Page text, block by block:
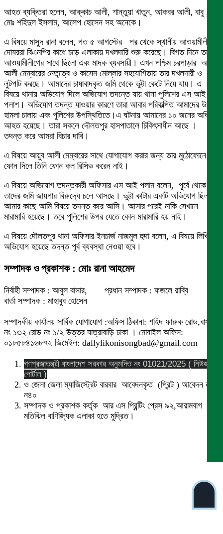
আহত ব্যক্তিরা হলেন, আক্কাচ আলী, শান্তুয়া খাতুন, আকবর আলী, বাবু ,
মোঃ শহিদুল ইসলাম, আলেপ হোসেন সহ অনেকে।
এ বিষয়ে মাসুদ রানা বলেন, গত ৫ আগস্টের পর থেকে স্থানীয় আওয়ামীলীগের
দোষররা বিএনপির কাধে চড়ে এলাকায় দখলদারি শুরু করেছে। বিগত দিনে তারা
আওয়ামীলীগের সাথে ছিলো এবং মাদক ব্যবসায়ী। এখন পশ্চিম চরপাড়ার আয়ব
আলী মেম্বারের নেতৃত্বে ও কাসেম মোল্লার সহযোগিতায় তার দখলদারী ও
লুটপাট করছে। আমাদের চাষাবাদকৃত জমি থেকে ভুট্টা কেটে নিয়ে যায়। এ
বিষয়ে থানায় অভিযোগ দিলে অভিযোগ তদন্তে যায় থানা পুলিশের এস আই
পলাশ। অভিযোগ তদন্ত যাওয়ার কারণে তারা আবার পরিকল্পিত আমাদের উপর
হামলা চালায় এবং পুলিশের উপস্থিতিতে।এ ঘটনায় আমাদের ১০ জনের অধিক
আহত হয়েছে। তারা সকলে দৌলতপুর হাসপাতালে চিকিৎসাধীন আছে ।
তদন্ত করে আমরা বিচার দাবি।
এ বিষয়ে আয়ুব আলী মেম্বারের সাথে যোগাযোগ করার জন্য তার মুঠোফোনে
ফোন দিলে তিনি ফোন কল রিসিভ করেন নাই।
এ বিষয়ে অভিযোগ তদন্তকারী অফিসার এস আই পলাম বলেন, পূর্বে থেকে
তাদের জমি জায়গার বিরুদ্ধে চলে আসছে। ভুট্টা কাটার একটি অভিযোগ ছিল
আমার কাছে আমি বিষয়ে তদন্ত করে আসি। আসার পরেই নাকি সেখানে
মারামারি হয়েছে। তবে পুলিশের উপর যেতে কোন মারামারি হয় নাই।
এ বিষয়ে দৌলতপুর থানা অফিসার ইনচার্জ নাজমুল হুদা বলেন, এ বিষয়ে লিখিত
অভিযোগ হয়েছে তদন্ত পূর্ব ব্যবস্থা নেওয়া হবে।
সম্পাদক ও প্রকাশক : মোঃ রানা আহমেদ
নির্বাহী সম্পাদক : আবুল বাসার, প্রধান সম্পাদক : ফজলে রাব্বি
বার্তা সম্পাদক : মাহাবুব হোসেন
সম্পাদকীয় কার্যালয় সার্বিক যোগাযোগ :অফিস ঠিকানা: শহিদ ফারুক রোড,বাসা
নং ১৩২ রোড নং ১/২ উত্তর যাত্রাবাড়ি ঢাকা । মোবাইল অফিস:
০১৮৫৮৪১৬৮৭২ জিমেইল: dallylikonisongbad@gmail.com
গণপ্রজাতন্ত্রী বাংলাদেশ সরকার অনুমদিত নং 01021/2025 ( নিউজ
পোর্টাল )
ও জেলা জেলা ম্যাজিস্ট্রেট বারবার আবেদনকৃত (প্রিন্ট ) আবেদন নং
ন৪০
সম্পাদক ও প্রকাশক কর্তৃক আর এস প্রিন্টিং প্রেস ৯২,আরামবাগ
মতিঝিল বাণিজ্যিক এলাকা হতে মুদ্রিত।